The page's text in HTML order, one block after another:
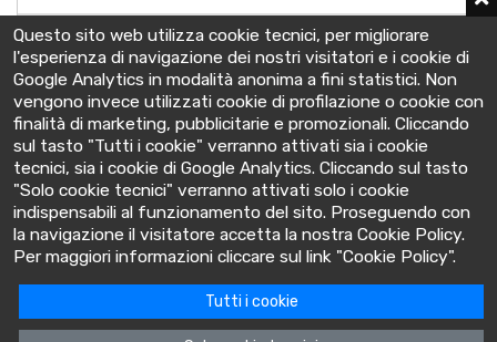
OPzS SOLAR 4100
2 V - C10 4100 Ah
215x490x812 mm
BatteryClinic
Via Cooperativa lime, 14 - 10095 - Grugliasco (TO) Italia
P.IVA: 10618480015
Questo sito web utilizza cookie tecnici, per migliorare
l'esperienza di navigazione dei nostri visitatori e i cookie di
Google Analytics in modalità anonima a fini statistici. Non
vengono invece utilizzati cookie di profilazione o cookie con
finalità di marketing, pubblicitarie e promozionali. Cliccando
sul tasto "Tutti i cookie" verranno attivati sia i cookie
tecnici, sia i cookie di Google Analytics. Cliccando sul tasto
"Solo cookie tecnici" verranno attivati solo i cookie
indispensabili al funzionamento del sito. Proseguendo con
la navigazione il visitatore accetta la nostra Cookie Policy.
Per maggiori informazioni cliccare sul link "Cookie Policy".
Tutti i cookie